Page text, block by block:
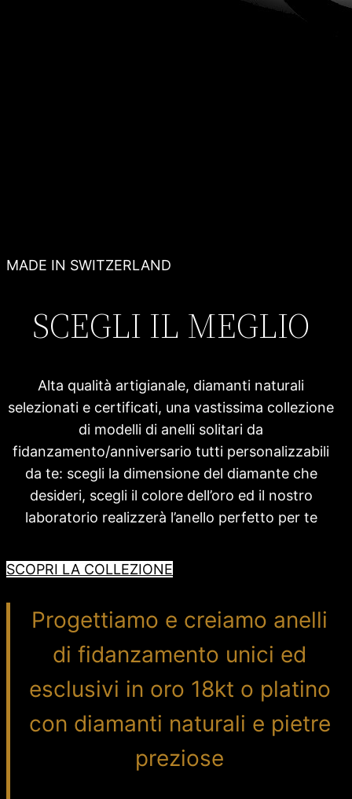
MADE IN SWITZERLAND
SCEGLI IL MEGLIO
Alta qualità artigianale, diamanti naturali
selezionati e certificati, una vastissima collezione
di modelli di anelli solitari da
fidanzamento/anniversario tutti personalizzabili
da te: scegli la dimensione del diamante che
desideri, scegli il colore dell’oro ed il nostro
laboratorio realizzerà l’anello perfetto per te
SCOPRI LA COLLEZIONE
Progettiamo e creiamo anelli
di fidanzamento unici ed
esclusivi in oro 18kt o platino
con diamanti naturali e pietre
preziose